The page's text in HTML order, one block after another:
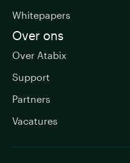
Whitepapers
Over ons
Over Atabix
Support
Partners
Vacatures